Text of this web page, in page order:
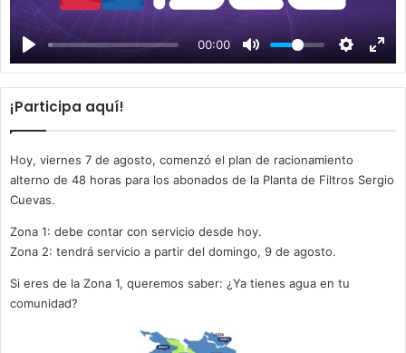
00:00
y
¡Participa aquí!
Hoy, viernes 7 de agosto, comenzó el plan de racionamiento
alterno de 48 horas para los abonados de la Planta de Filtros Sergio
Cuevas.
Zona 1: debe contar con servicio desde hoy.
Zona 2: tendrá servicio a partir del domingo, 9 de agosto.
Si eres de la Zona 1, queremos saber: ¿Ya tienes agua en tu
comunidad?